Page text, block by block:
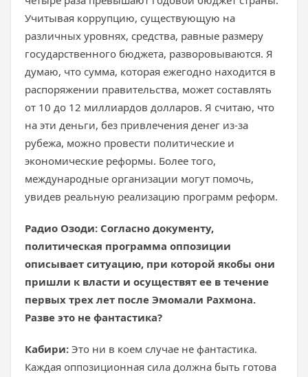
Учитывая коррупцию, существующую на
различных уровнях, средства, равные размеру
государственного бюджета, разворовываются. Я
думаю, что сумма, которая ежегодно находится в
распоряжении правительства, может составлять
от 10 до 12 миллиардов долларов. Я считаю, что
на эти деньги, без привлечения денег из-за
рубежа, можно провести политические и
экономические реформы. Более того,
международные организации могут помочь,
увидев реальную реализацию программ реформ.
Радио Озоди: Согласно документу,
политическая программа оппозиции
описывает ситуацию, при которой якобы они
пришли к власти и осуществят ее в течение
первых трех лет после Эмомали Рахмона.
Разве это не фантастика?
Кабири: Это ни в коем случае не фантастика.
Каждая оппозиционная сила должна быть готова